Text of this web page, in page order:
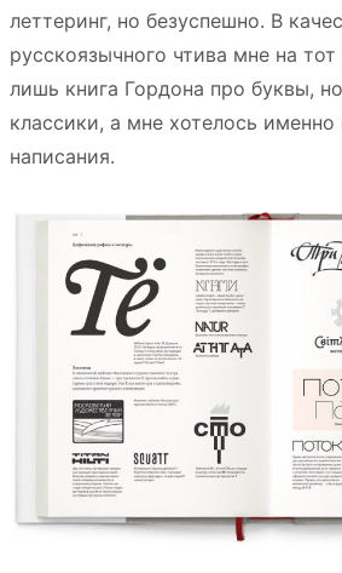
леттеринг, но безуспешно. В
русскоязычного чтива мне на
лишь книга Гордона про буквы,
классики, а мне хотелось именно
написания.